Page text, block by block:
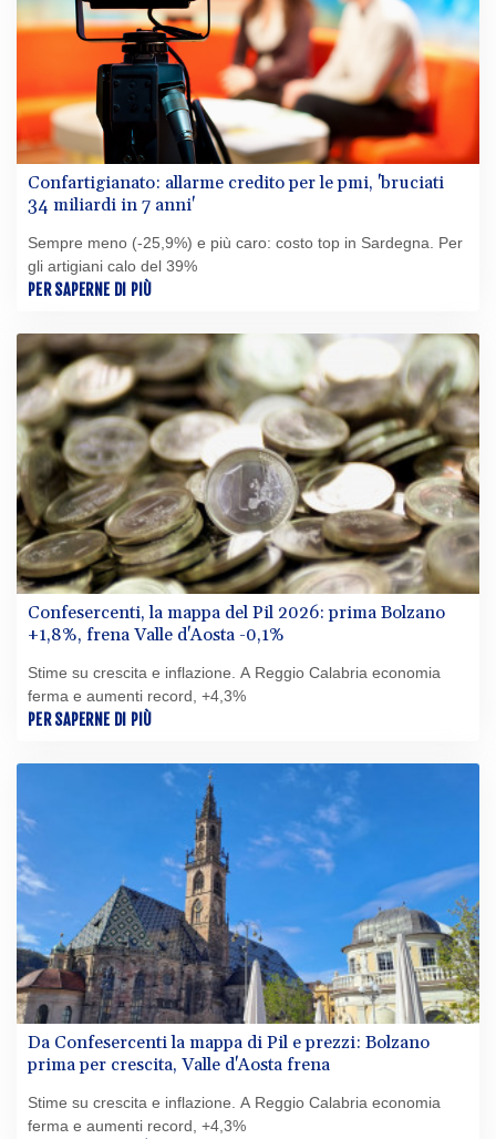
Confartigianato: allarme credito per le pmi, 'bruciati
34 miliardi in 7 anni'
Sempre meno (-25,9%) e più caro: costo top in Sardegna. Per
gli artigiani calo del 39%
PER SAPERNE DI PIÙ
Confesercenti, la mappa del Pil 2026: prima Bolzano
+1,8%, frena Valle d'Aosta -0,1%
Stime su crescita e inflazione. A Reggio Calabria economia
ferma e aumenti record, +4,3%
PER SAPERNE DI PIÙ
Da Confesercenti la mappa di Pil e prezzi: Bolzano
prima per crescita, Valle d'Aosta frena
Stime su crescita e inflazione. A Reggio Calabria economia
ferma e aumenti record, +4,3%